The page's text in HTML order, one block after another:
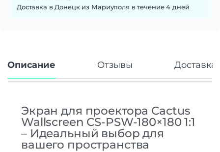
Доставка в Донецк из Мариуполя в течение 4 дней
Описание Отзывы Доставка
Экран для проектора Cactus
Wallscreen CS-PSW-180×180 1:1
– Идеальный выбор для
вашего пространства